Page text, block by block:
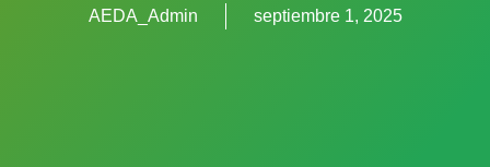
AEDA_Admin septiembre 1, 2025